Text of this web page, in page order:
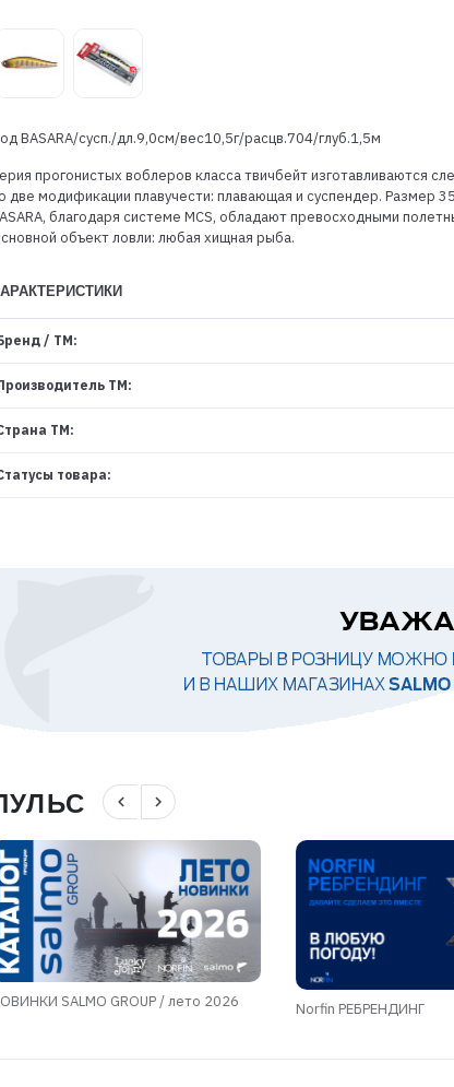
BASARA/сусп./дл.9,0см/вес10,5г/расцв.704/глуб.1,5м
прогонистых воблеров класса твичбейт изготавливаются
две модификации плавучести: плавающая и суспендер. Размер
благодаря системе MCS, обладают превосходными
объект ловли: любая хищная рыба.
/ ТМ:
ТМ:
ТМ:
товара:
navigate_before navigate_next
SALMO GROUP / лето 2026 Norfin РЕБРЕНДИНГ